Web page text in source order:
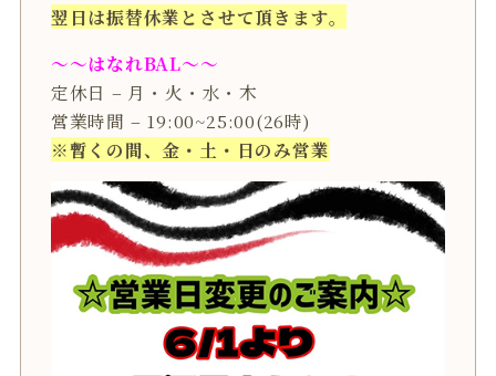
翌日は振替休業とさせて頂きます。
〜〜はなれBAL〜〜
定休日 – 月・火・水・木
営業時間 – 19:00~25:00(26時)
※暫くの間、金・土・日のみ営業